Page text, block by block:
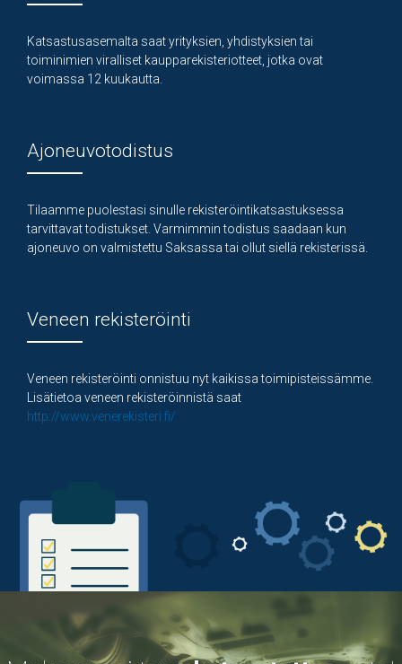
Katsastusasemalta saat yrityksien, yhdistyksien tai
toiminimien viralliset kaupparekisteriotteet, jotka ovat
voimassa 12 kuukautta.
Ajoneuvotodistus
Tilaamme puolestasi sinulle rekisteröintikatsastuksessa
tarvittavat todistukset. Varmimmin todistus saadaan kun
ajoneuvo on valmistettu Saksassa tai ollut siellä rekisterissä.
Veneen rekisteröinti
Veneen rekisteröinti onnistuu nyt kaikissa toimipisteissämme.
Lisätietoa veneen rekisteröinnistä saat
http://www.venerekisteri.fi/